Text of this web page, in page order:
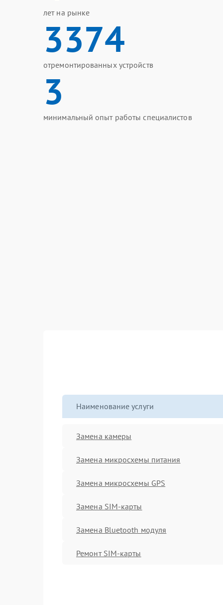
лет на рынке
3374
отремонтированных устройств
3
минимальный опыт работы специалистов
Наименование услуги
Замена камеры
Замена микросхемы питания
Замена микросхемы GPS
Замена SIM-карты
Замена Bluetooth модуля
Ремонт SIM-карты